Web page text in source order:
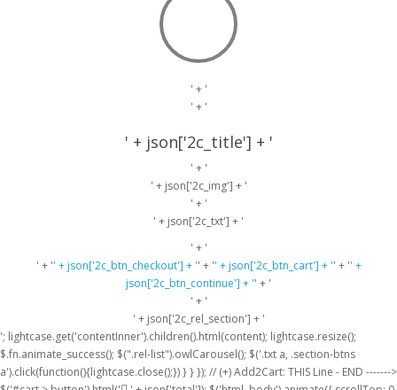
' + '
' + '
' + json['2c_title'] + '
' + '
' + json['2c_img'] + '
' + '
' + json['2c_txt'] + '
' + '
' + '' + json['2c_btn_checkout'] + '' + '' + json['2c_btn_cart'] + '' + '' +
json['2c_btn_continue'] + '' + '
' + '
' + json['2c_rel_section'] + '
'; lightcase.get('contentInner').children().html(content); lightcase.resize();
$.fn.animate_success(); $(".rel-list").owlCarousel(); $('.txt a, .section-btns
a').click(function(){lightcase.close();}) } } }); // (+) Add2Cart: THIS Line - END ------->